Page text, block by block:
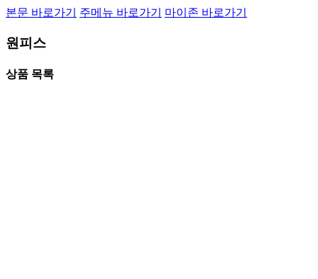
본문 바로가기 주메뉴 바로가기 마이존 바로가기
원피스
상품 목록